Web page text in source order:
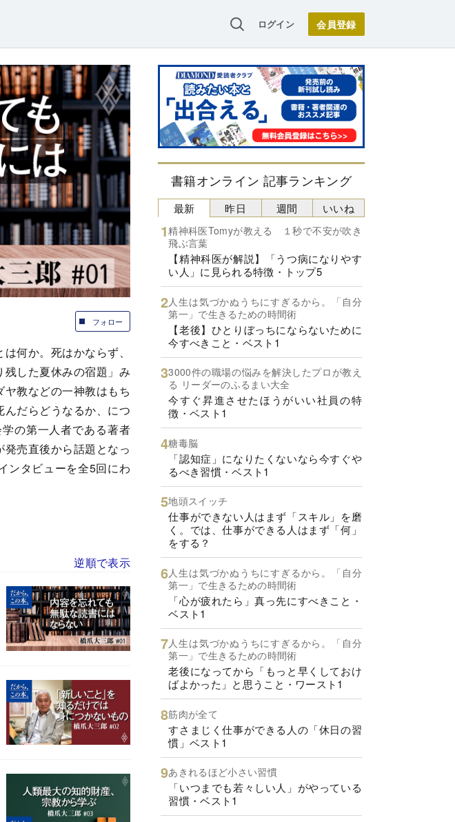
ログイン
フォロー
何か。死はかならず、
した夏休みの宿題」み
教などの一神教はもち
だらどうなるか、につ
の第一人者である著者
売直後から話題となっ
ンタビューを全5回にわ
逆順で表示
書籍オンライン 記事ランキング
最新
精神科医Tomyが教える １秒で不安が吹き
飛ぶ言葉
【精神科医が解説】「うつ病になりやす
い人」に見られる特徴・トップ5
人生は気づかぬうちにすぎるから。「自分
第一」で生きるための時間術
【老後】ひとりぼっちにならないために
今すべきこと・ベスト1
3000件の職場の悩みを解決したプロが教え
る リーダーのふるまい大全
今すぐ昇進させたほうがいい社員の特
徴・ベスト1
糖毒脳
「認知症」になりたくないなら今すぐや
るべき習慣・ベスト1
地頭スイッチ
仕事ができない人はまず「スキル」を磨
く。では、仕事ができる人はまず「何」
をする？
人生は気づかぬうちにすぎるから。「自分
第一」で生きるための時間術
「心が疲れたら」真っ先にすべきこと・
ベスト1
人生は気づかぬうちにすぎるから。「自分
第一」で生きるための時間術
老後になってから「もっと早くしておけ
ばよかった」と思うこと・ワースト1
筋肉が全て
すさまじく仕事ができる人の「休日の習
慣」ベスト1
あきれるほど小さい習慣
「いつまでも若々しい人」がやっている
習慣・ベスト1
昨日 週間 いいね